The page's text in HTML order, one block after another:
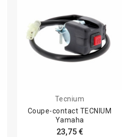
Tecnium
Coupe-contact TECNIUM
Yamaha
23,75 €